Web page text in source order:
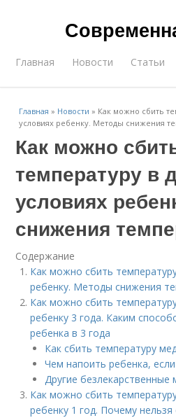
Главная Новости Статьи
Главная » Новости » Как можно сбить
условиях ребенку. Методы снижения
Как можно
температуру в
условиях
снижения
Содержание
Как можно сбить
ребенку. Методы снижения
Как можно сбить
ребенку 3 года. Каким
ребенка в 3 года
Как сбить температуру
Чем напоить ребенка,
Другие безлекарственные
Как можно сбить
ребенку 1 год. Почему